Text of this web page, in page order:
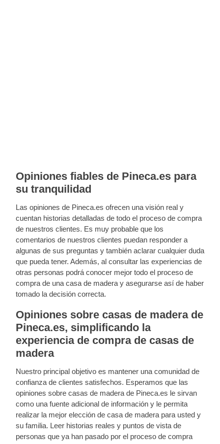
Opiniones fiables de Pineca.es para
su tranquilidad
Las opiniones de Pineca.es ofrecen una visión real y
cuentan historias detalladas de todo el proceso de compra
de nuestros clientes. Es muy probable que los
comentarios de nuestros clientes puedan responder a
algunas de sus preguntas y también aclarar cualquier duda
que pueda tener. Además, al consultar las experiencias de
otras personas podrá conocer mejor todo el proceso de
compra de una casa de madera y asegurarse así de haber
tomado la decisión correcta.
Opiniones sobre casas de madera de
Pineca.es, simplificando la
experiencia de compra de casas de
madera
Nuestro principal objetivo es mantener una comunidad de
confianza de clientes satisfechos. Esperamos que las
opiniones sobre casas de madera de Pineca.es le sirvan
como una fuente adicional de información y le permita
realizar la mejor elección de casa de madera para usted y
su familia. Leer historias reales y puntos de vista de
personas que ya han pasado por el proceso de compra